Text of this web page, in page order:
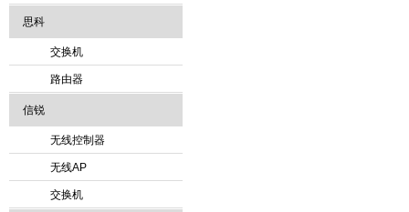
思科
交换机
路由器
信锐
无线控制器
无线AP
交换机